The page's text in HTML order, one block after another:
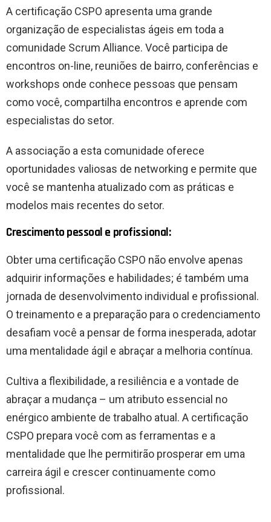
A certificação CSPO apresenta uma grande
organização de especialistas ágeis em toda a
comunidade Scrum Alliance. Você participa de
encontros on-line, reuniões de bairro, conferências e
workshops onde conhece pessoas que pensam
como você, compartilha encontros e aprende com
especialistas do setor.
A associação a esta comunidade oferece
oportunidades valiosas de networking e permite que
você se mantenha atualizado com as práticas e
modelos mais recentes do setor.
Crescimento pessoal e profissional:
Obter uma certificação CSPO não envolve apenas
adquirir informações e habilidades; é também uma
jornada de desenvolvimento individual e profissional.
O treinamento e a preparação para o credenciamento
desafiam você a pensar de forma inesperada, adotar
uma mentalidade ágil e abraçar a melhoria contínua.
Cultiva a flexibilidade, a resiliência e a vontade de
abraçar a mudança – um atributo essencial no
enérgico ambiente de trabalho atual. A certificação
CSPO prepara você com as ferramentas e a
mentalidade que lhe permitirão prosperar em uma
carreira ágil e crescer continuamente como
profissional.